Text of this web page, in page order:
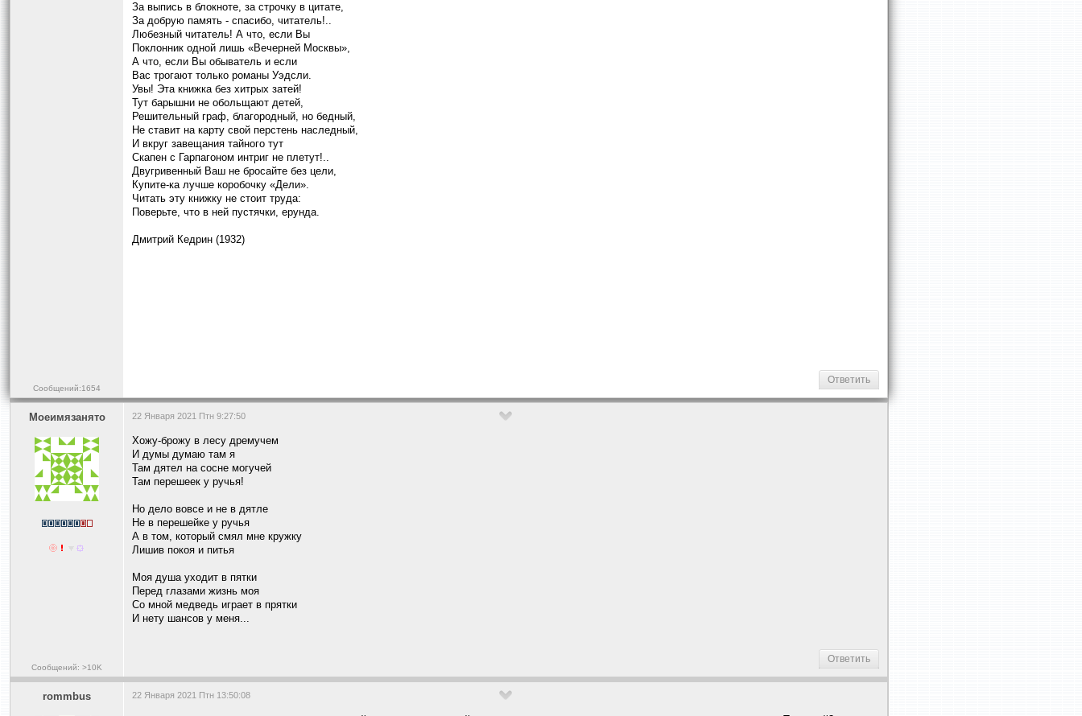
Сообщений:1654
За выпись в блокноте, за строчку в цитате,
За добрую память - спасибо, читатель!..
Любезный читатель! А что, если Вы
Поклонник одной лишь «Вечерней Москвы»,
А что, если Вы обыватель и если
Вас трогают только романы Уэдсли.
Увы! Эта книжка без хитрых затей!
Тут барышни не обольщают детей,
Решительный граф, благородный, но бедный,
Не ставит на карту свой перстень наследный,
И вкруг завещания тайного тут
Скапен с Гарпагоном интриг не плетут!..
Двугривенный Ваш не бросайте без цели,
Купите-ка лучше коробочку «Дели».
Читать эту книжку не стоит труда:
Поверьте, что в ней пустячки, ерунда.
Дмитрий Кедрин (1932)
Ответить
Моеимязанято
Сообщений: >10K
22 Января 2021 Птн 9:27:50
Хожу-брожу в лесу дремучем
И думы думаю там я
Там дятел на сосне могучей
Там перешеек у ручья!
Но дело вовсе и не в дятле
Не в перешейке у ручья
А в том, который смял мне кружку
Лишив покоя и питья
Моя душа уходит в пятки
Перед глазами жизнь моя
Со мной медведь играет в прятки
И нету шансов у меня...
Ответить
rommbus 22 Января 2021 Птн 13:50:08